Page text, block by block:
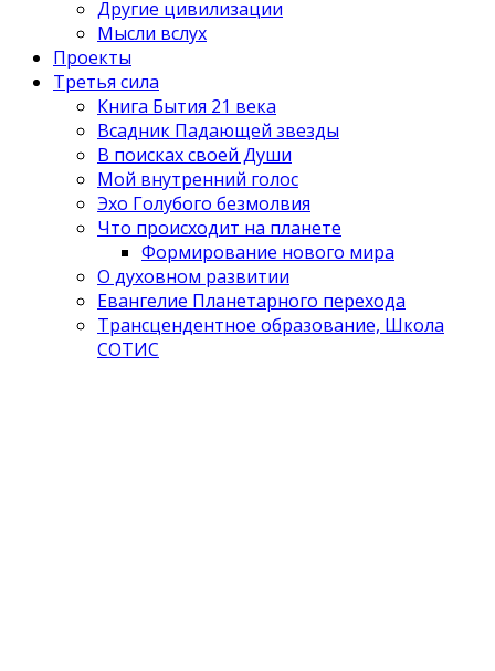
Другие цивилизации
Мысли вслух
Проекты
Третья сила
Книга Бытия 21 века
Всадник Падающей звезды
В поисках своей Души
Мой внутренний голос
Эхо Голубого безмолвия
Что происходит на планете
Формирование нового мира
О духовном развитии
Евангелие Планетарного перехода
Трансцендентное образование, Школа
СОТИС